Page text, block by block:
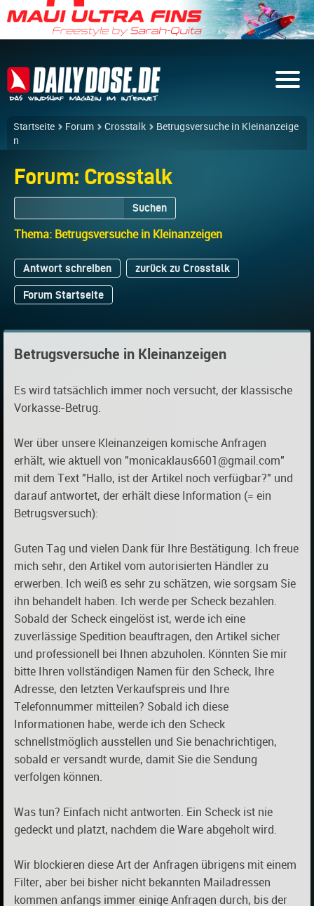
Startseite Forum Crosstalk
Betrugsversuche in Kleinanzeige
n
Forum: Crosstalk
Suchen
Thema: Betrugsversuche in Kleinanzeigen
Antwort schreiben zurück zu Crosstalk
Forum Startseite
Betrugsversuche in Kleinanzeigen
Es wird tatsächlich immer noch versucht, der klassische
Vorkasse-Betrug.
Wer über unsere Kleinanzeigen komische Anfragen
erhält, wie aktuell von "monicaklaus6601@gmail.com"
mit dem Text "Hallo, ist der Artikel noch verfügbar?" und
darauf antwortet, der erhält diese Information (= ein
Betrugsversuch):
Guten Tag und vielen Dank für Ihre Bestätigung. Ich freue
mich sehr, den Artikel vom autorisierten Händler zu
erwerben. Ich weiß es sehr zu schätzen, wie sorgsam Sie
ihn behandelt haben. Ich werde per Scheck bezahlen.
Sobald der Scheck eingelöst ist, werde ich eine
zuverlässige Spedition beauftragen, den Artikel sicher
und professionell bei Ihnen abzuholen. Könnten Sie mir
bitte Ihren vollständigen Namen für den Scheck, Ihre
Adresse, den letzten Verkaufspreis und Ihre
Telefonnummer mitteilen? Sobald ich diese
Informationen habe, werde ich den Scheck
schnellstmöglich ausstellen und Sie benachrichtigen,
sobald er versandt wurde, damit Sie die Sendung
verfolgen können.
Was tun? Einfach nicht antworten. Ein Scheck ist nie
gedeckt und platzt, nachdem die Ware abgeholt wird.
Wir blockieren diese Art der Anfragen übrigens mit einem
Filter, aber bei bisher nicht bekannten Mailadressen
kommen anfangs immer einige Anfragen durch, bis der